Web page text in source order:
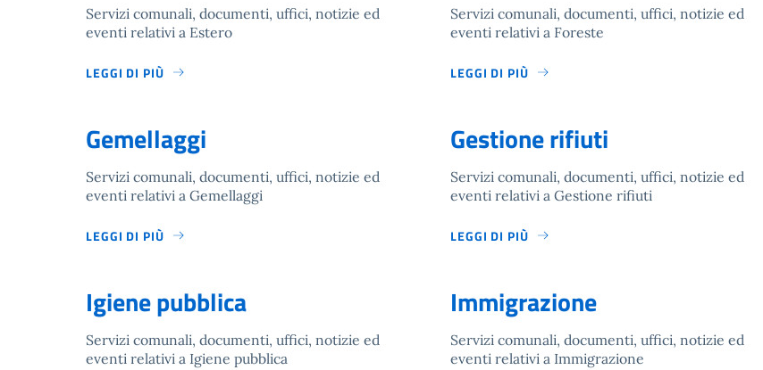
Servizi comunali, documenti, uffici, notizie ed
eventi relativi a Estero
LEGGI DI PIÙ
Servizi comunali, documenti, uffici, notizie ed
eventi relativi a Foreste
LEGGI DI PIÙ
Gemellaggi
Servizi comunali, documenti, uffici, notizie ed
eventi relativi a Gemellaggi
LEGGI DI PIÙ
Gestione rifiuti
Servizi comunali, documenti, uffici, notizie ed
eventi relativi a Gestione rifiuti
LEGGI DI PIÙ
Igiene pubblica
Servizi comunali, documenti, uffici, notizie ed
eventi relativi a Igiene pubblica
Immigrazione
Servizi comunali, documenti, uffici, notizie ed
eventi relativi a Immigrazione